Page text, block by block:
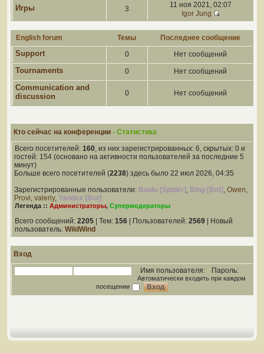
Игры 3
11 ноя 2021, 02:07
Igor Jung
English forum Темы Последнее сообщение
Support 0 Нет сообщений
Tournaments 0 Нет сообщений
Communication and
discussion
0 Нет сообщений
Кто сейчас на конференции - Статистика
Всего посетителей: 160, из них зарегистрированных: 6, скрытых: 0 и
гостей: 154 (основано на активности пользователей за последние 5
минут)
Больше всего посетителей (2238) здесь было 22 июл 2026, 04:35
Зарегистрированные пользователи: Baidu [Spider] , Bing [Bot] , Owen,
Provi, valeriy, Yandex [Bot]
Легенда :: Администраторы, Супермодераторы
Всего сообщений: 2205 | Тем: 156 | Пользователей: 2569 | Новый
пользователь: WildWind
Вход
Имя пользователя:
Пароль:
Автоматически входить при каждом
посещении